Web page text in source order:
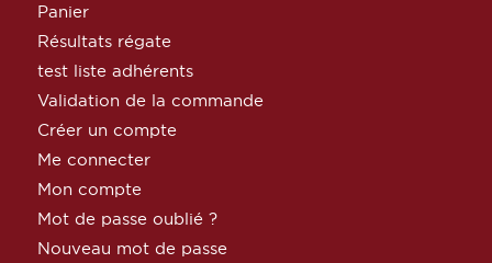
Panier
Résultats régate
test liste adhérents
Validation de la commande
Créer un compte
Me connecter
Mon compte
Mot de passe oublié ?
Nouveau mot de passe